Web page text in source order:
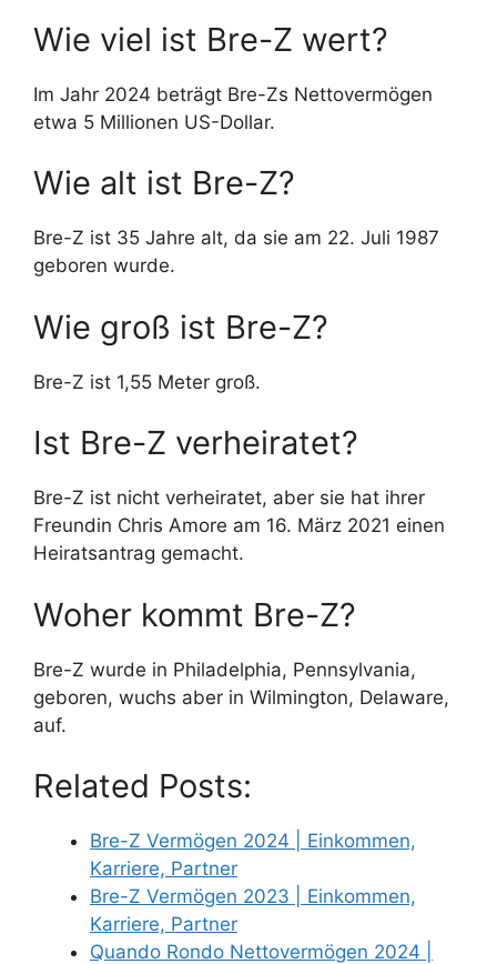
Wie viel ist Bre-Z wert?
Im Jahr 2024 beträgt Bre-Zs Nettovermögen
etwa 5 Millionen US-Dollar.
Wie alt ist Bre-Z?
Bre-Z ist 35 Jahre alt, da sie am 22. Juli 1987
geboren wurde.
Wie groß ist Bre-Z?
Bre-Z ist 1,55 Meter groß.
Ist Bre-Z verheiratet?
Bre-Z ist nicht verheiratet, aber sie hat ihrer
Freundin Chris Amore am 16. März 2021 einen
Heiratsantrag gemacht.
Woher kommt Bre-Z?
Bre-Z wurde in Philadelphia, Pennsylvania,
geboren, wuchs aber in Wilmington, Delaware,
auf.
Related Posts:
Bre-Z Vermögen 2024 | Einkommen,
Karriere, Partner
Bre-Z Vermögen 2023 | Einkommen,
Karriere, Partner
Quando Rondo Nettovermögen 2024 |